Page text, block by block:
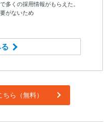
多くの採用情報がもらえた。
がないため
ら（無料）